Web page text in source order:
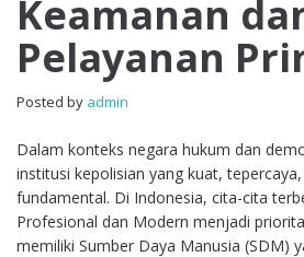
Keamanan
Pelayanan
Posted by admin
Dalam konteks negara hukum dan
institusi kepolisian yang kuat,
fundamental. Di Indonesia, cita-cita
Profesional dan Modern menjadi
memiliki Sumber Daya Manusia (SDM)